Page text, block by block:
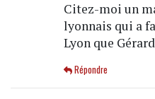
Citez-moi un
lyonnais qui a
Lyon que
Répondre